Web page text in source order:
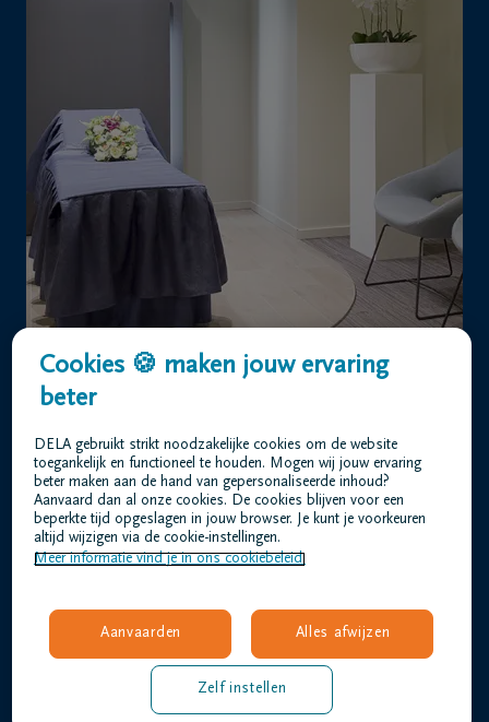
Het is onze missie een persoonlijke uitvaart te creëren en
families maximaal te ontzorgen.
Cookies 🍪 maken jouw ervaring
beter
DELA gebruikt strikt noodzakelijke cookies om de website
toegankelijk en functioneel te houden. Mogen wij jouw ervaring
beter maken aan de hand van gepersonaliseerde inhoud?
Aanvaard dan al onze cookies. De cookies blijven voor een
beperkte tijd opgeslagen in jouw browser. Je kunt je voorkeuren
altijd wijzigen via de cookie-instellingen.
Meer informatie vind je in ons cookiebeleid.
Aanvaarden Alles afwijzen
Zelf instellen